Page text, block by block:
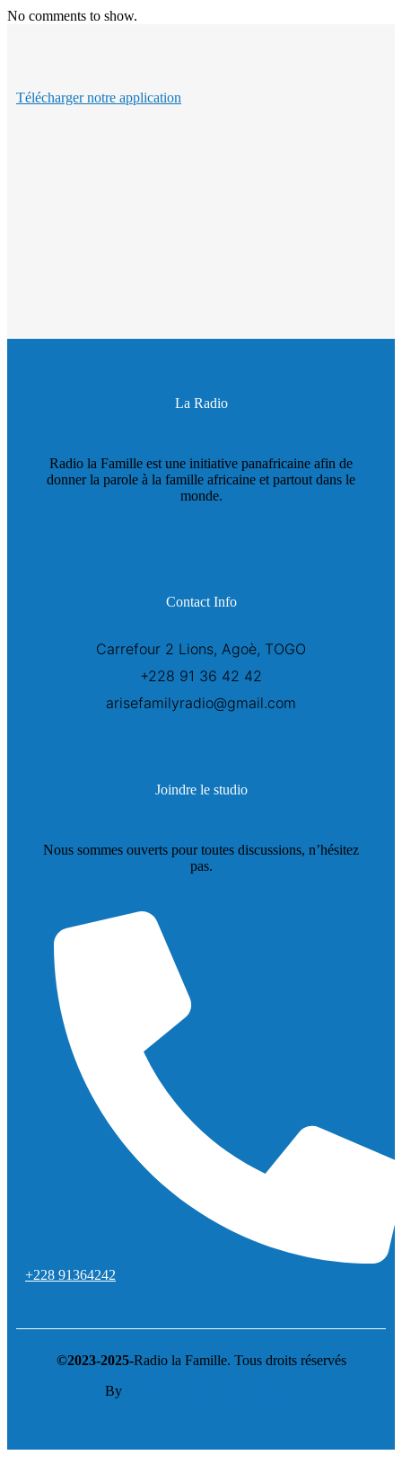
No comments to show.
Télécharger notre application
La Radio
Radio la Famille est une initiative panafricaine afin de
donner la parole à la famille africaine et partout dans le
monde.
Contact Info
Carrefour 2 Lions, Agoè, TOGO
+228 91 36 42 42
arisefamilyradio@gmail.com
Joindre le studio
Nous sommes ouverts pour toutes discussions, n’hésitez
pas.
+228 91364242
©2023-2025-Radio la Famille. Tous droits réservés
ByOTIYA Technologie&Hosting